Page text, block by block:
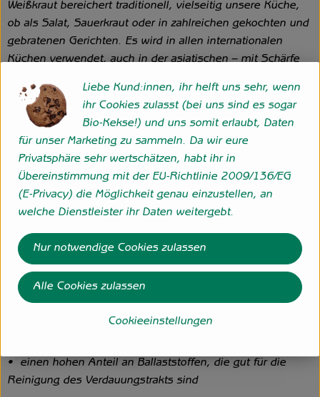
Weißkraut bereichert traditionell, vielseitig unsere Küche,
ob als Salat, Sauerkraut oder in zahlreichen gekochten und
gebratenen Gerichten. Es wird in allen internationalen
Küchen verwendet, auch in der asiatischen – mit Schärfe
Die äußeren Blätter des Krauts entfernen, dann den Kopf
waschen und halbieren bzw. je nach Größe, vierteln. Den
Strunk herausschneiden und das Kraut anschließend wie
gewünscht weiterverarbeiten: z.B. mit dem Messer in
grobe Streifen und Stücke schneiden oder mit dem
Küchenhobel klein hobeln. Je kürzer die anschließende
Garzeit (maximal eine Stunde) ist, desto knackiger bleibt
der Kohl und das Vitamin C verkocht nicht.
Was ist drin?
Im Weißkraut ist viel Folsäure enthalten, die gestresste
Menschen stärkt und widerstandsfähig macht. Es hat aber
• einen hohen Anteil an Ballaststoffen, die gut für die
Reinigung des Verdauungstrakts sind
Liebe Kund:innen, ihr helft uns sehr, wenn
ihr Cookies zulasst (bei uns sind es sogar
Bio-Kekse!) und uns somit erlaubt, Daten
für unser Marketing zu sammeln. Da wir eure
Privatsphäre sehr wertschätzen, habt ihr in
Übereinstimmung mit der EU-Richtlinie 2009/136/EG
(E-Privacy) die Möglichkeit genau einzustellen, an
welche Dienstleister ihr Daten weitergebt.
Cookieeinstellungen
Nur notwendige Cookies zulassen
Alle Cookies zulassen